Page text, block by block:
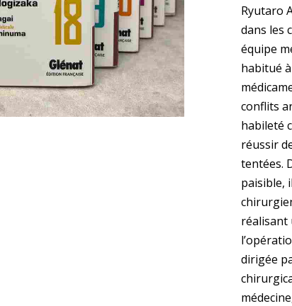
Ryutaro
dans les
équipe
habitué
conflits
habileté
réussir
tentées.
paisible,
réalisant
dirigée